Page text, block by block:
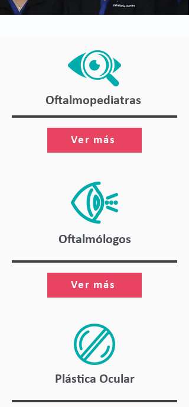
Oftalmopediatras
Ver más
Oftalmólogos
Ver más
Plástica Ocular